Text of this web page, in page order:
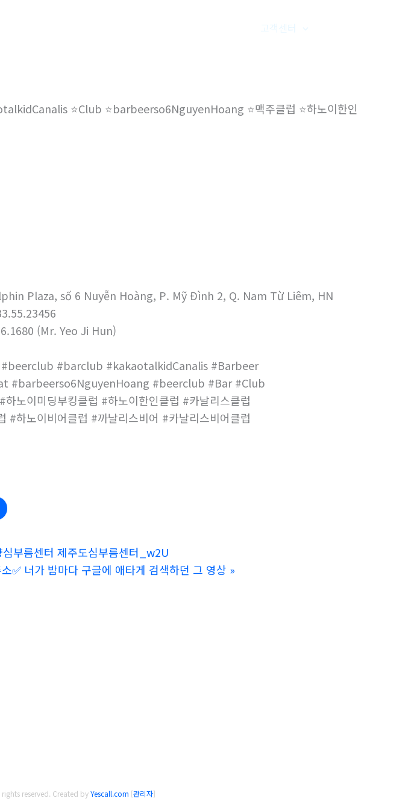
고객센터
⭐️Club ⭐️barbeerso6NguyenHoang ⭐️맥주클럽 ⭐️하노이한인
Plaza, số 6 Nuyễn Hoàng, P. Mỹ Đình 2, Q. Nam Từ Liêm, HN
(Mr. Yeo Ji Hun)
#barclub #kakaotalkidCanalis #Barbeer
#barbeerso6NguyenHoang #beerclub #Bar #Club
노이미딩부킹클럽 #하노이한인클럽 #카날리스클럽
#하노이비어클럽 #까날리스비어 #카날리스비어클럽
부름센터 제주도심부름센터_w2U
✅ 너가 밤마다 구글에 애타게 검색하던 그 영상 »
reserved. Created byYescall.com [관리자]